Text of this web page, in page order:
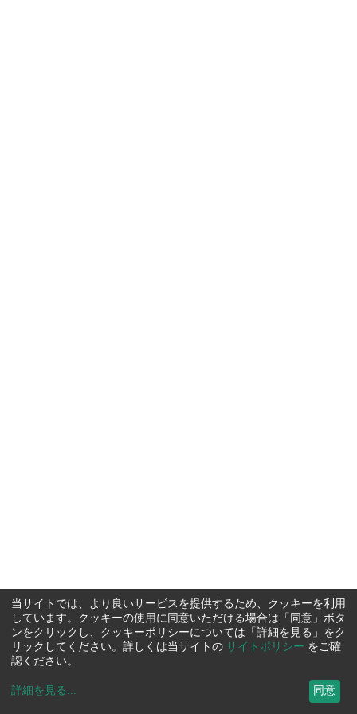
当サイトでは、より良いサービスを提供するため、クッキーを利用
しています。クッキーの使用に同意いただける場合は「同意」ボタ
ンをクリックし、クッキーポリシーについては「詳細を見る」をク
リックしてください。詳しくは当サイトの サイトポリシー をご確
認ください。
詳細を見る ... 同意